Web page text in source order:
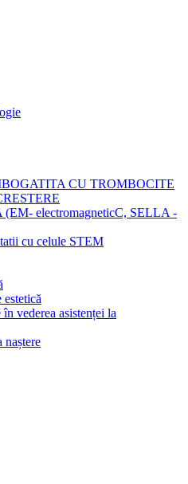
CU TROMBOCITE
electromagneticC, SELLA -
cu celule STEM
vederea asistenței la
naștere